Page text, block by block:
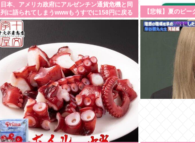
日本、アメリカ政府にアルゼンチン通貨危機と同
列に語られてしまうwwwもうすでに158円に戻る
【悲報】夏のピ